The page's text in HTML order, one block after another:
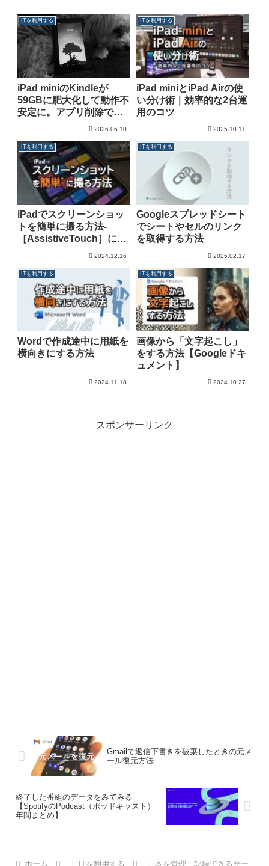
ITを利用する
iPad miniのKindleが
59GBに肥大化して動作不
安定に。アプリ削除で
73GB回復した実体験2026.06.10
ITを利用する
iPad miniとiPad Airの使
い分け術｜効率的な2台運
用のコツ
2025.10.11
ITを利用する
iPadでスクリーンショッ
トを簡単に撮る方法-
［AssistiveTouch］に割
替える-
2024.12.16
ITを利用する
Googleスプレッドシート
でシートやセルのリンク
を取得する方法
2025.02.17
ITを利用する
Wordで作成途中に用紙を
横向きにする方法
2024.11.18
ITを利用する
画像から「文字起こし」
をする方法【Googleドキ
ュメント】
2024.10.27
スポンサーリンク
Gmailで返信下書きを破棄したときの元メ
ール復元方法
終了した番組のデータをみてみる
【SpotifyのPodcast（ポッドキャスト）
年間まとめ】
ホーム ITを利用する
本を管理・記録できるサー